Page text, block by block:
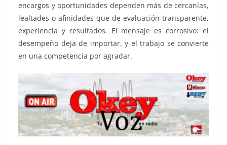
encargos y oportunidades dependen más de cercanías,
lealtades o afinidades que de evaluación transparente,
experiencia y resultados. El mensaje es corrosivo: el
desempeño deja de importar, y el trabajo se convierte
en una competencia por agradar.